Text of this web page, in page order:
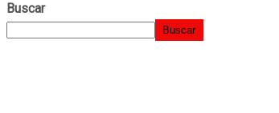
Buscar
Buscar